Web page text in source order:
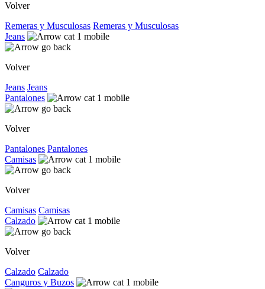
Volver
Remeras y Musculosas Remeras y Musculosas
Jeans
Volver
Jeans Jeans
Pantalones
Volver
Pantalones Pantalones
Camisas
Volver
Camisas Camisas
Calzado
Volver
Calzado Calzado
Canguros y Buzos